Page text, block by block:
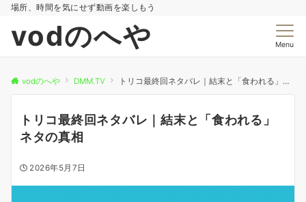
場所、時間を気にせず動画を楽しもう
vodのへや Menu
vodのへや DMM.TV トリコ最終回ネタバレ｜結末と「食われる」ネタの真相
トリコ最終回ネタバレ｜結末と「食われる」
ネタの真相
2026年5月7日